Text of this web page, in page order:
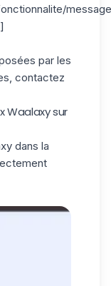
par les
contactez
Waalaxy sur
dans la